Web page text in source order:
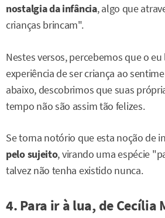
nostalgia da infância, algo que
crianças brincam".
Nestes versos, percebemos que o eu
experiência de ser criança ao
abaixo, descobrimos que suas
tempo não são assim tão felizes.
Se torna notório que esta noção de
pelo sujeito, virando uma espécie
talvez não tenha existido nunca.
4. Para ir à lua, de Cecília